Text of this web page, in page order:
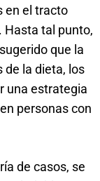
en el tracto
Hasta tal punto,
que la
de la dieta, los
una estrategia
personas con
de casos, se